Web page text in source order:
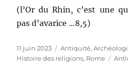
(l’Or du Rhin, c’est une
pas d’avarice …8,5)
Publié
le
11 juin 2023 Catégories
Antiquité,
Histoire des religions, Rome